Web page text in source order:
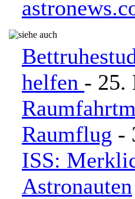
helfen - 25.
Raumflug -
ISS:
Astronauten